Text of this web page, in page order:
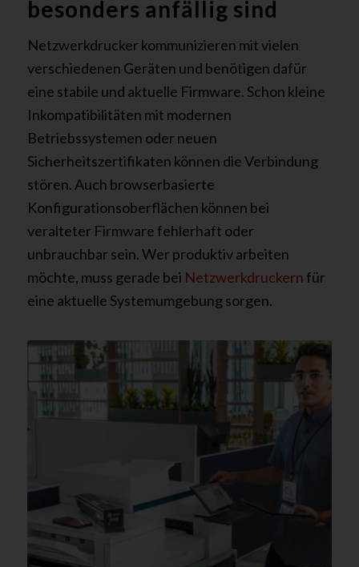
besonders anfällig sind
Netzwerkdrucker kommunizieren mit vielen
verschiedenen Geräten und benötigen dafür
eine stabile und aktuelle Firmware. Schon kleine
Inkompatibilitäten mit modernen
Betriebssystemen oder neuen
Sicherheitszertifikaten können die Verbindung
stören. Auch browserbasierte
Konfigurationsoberflächen können bei
veralteter Firmware fehlerhaft oder
unbrauchbar sein. Wer produktiv arbeiten
möchte, muss gerade bei Netzwerkdruckern für
eine aktuelle Systemumgebung sorgen.